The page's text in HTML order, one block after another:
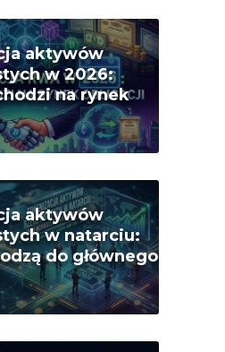
aktywów
w 2026:
na rynek
aktywów
w natarciu:
do głównego